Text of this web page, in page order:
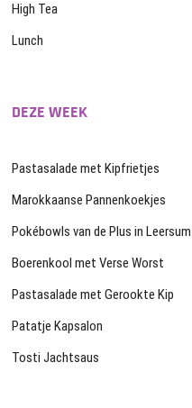
High Tea
Lunch
DEZE WEEK
Pastasalade met Kipfrietjes
Marokkaanse Pannenkoekjes
Pokébowls van de Plus in Leersum
Boerenkool met Verse Worst
Pastasalade met Gerookte Kip
Patatje Kapsalon
Tosti Jachtsaus